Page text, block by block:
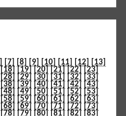
[7] [8] [9] [10] [11] [12]
[13]
[18] [19] [20] [21] [22] [23]
[28] [29] [30] [31] [32] [33]
[38] [39] [40] [41] [42] [43]
[48] [49] [50] [51] [52] [53]
[58] [59] [60] [61] [62] [63]
[68] [69] [70] [71] [72] [73]
[78] [79] [80] [81] [82] [83]